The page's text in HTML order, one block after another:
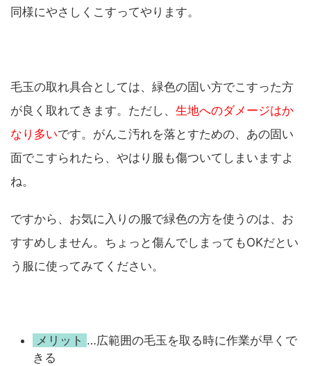
同様にやさしくこすってやります。
毛玉の取れ具合としては、緑色の固い方でこすった方
が良く取れてきます。ただし、 生地へのダメージはか
なり多いです。がんこ汚れを落とすための、あの固い
面でこすられたら、やはり服も傷ついてしまいますよ
ね。
ですから、お気に入りの服で緑色の方を使うのは、お
すすめしません。ちょっと傷んでしまってもOKだとい
う服に使ってみてください。
メリット …広範囲の毛玉を取る時に作業が早くで
きる